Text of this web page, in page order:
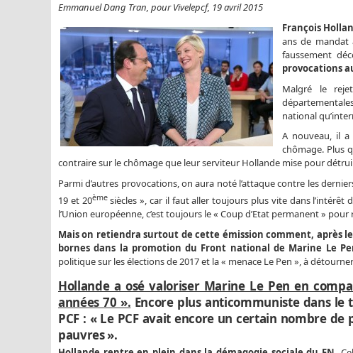
Emmanuel Dang Tran, pour Vivelepcf, 19 avril 2015
François
ans de mandat
faussement
provocations
Malgré le
national
A nouveau, il a
chômage. Plus
contraire sur le chômage que leur serviteur Hollande mise pour
Parmi d’autres provocations, on aura noté l’attaque contre les
19 et 20èmesiècles », car il faut aller toujours plus vite dans l’intérêt
l’Union européenne, c’est toujours le « Coup d’Etat permanent »
Mais on retiendra surtout de cette émission comment, après
bornes dans la promotion du Front national de Marine Le
politique sur les élections de 2017 et la « menace Le Pen », à
Hollande a osé valoriser Marine Le Pen en
années 70 ». Encore plus anticommuniste dans
PCF : « Le PCF avait encore un certain nombre
pauvres ».